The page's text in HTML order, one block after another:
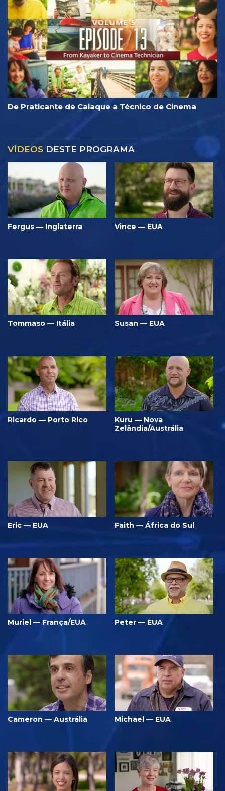
De Praticante de Caiaque a Técnico de Cinema
VÍDEOS DESTE PROGRAMA
Fergus — Inglaterra Vince — EUA
Tommaso — Itália Susan — EUA
Ricardo — Porto Rico
Kuru — Nova
Zelândia/Austrália
Eric — EUA Faith — África do Sul
Muriel — França/EUA Peter — EUA
Cameron — Austrália Michael — EUA